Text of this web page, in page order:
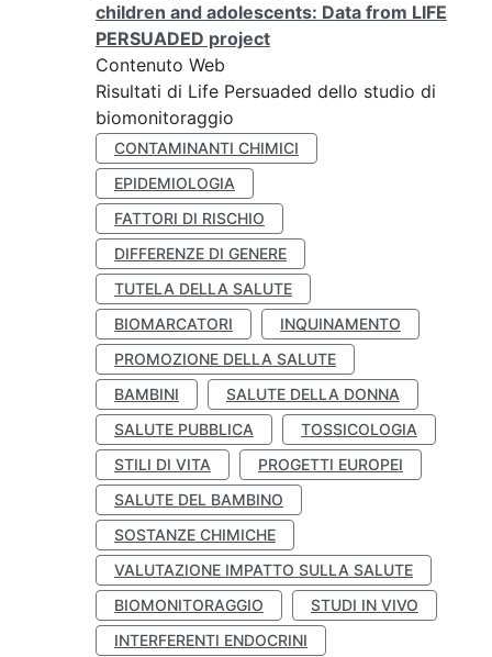
children and adolescents: Data from LIFE
PERSUADED project
Contenuto Web
Risultati di Life Persuaded dello studio di
biomonitoraggio
CONTAMINANTI CHIMICI
EPIDEMIOLOGIA
FATTORI DI RISCHIO
DIFFERENZE DI GENERE
TUTELA DELLA SALUTE
BIOMARCATORI
INQUINAMENTO
PROMOZIONE DELLA SALUTE
BAMBINI
SALUTE DELLA DONNA
SALUTE PUBBLICA
TOSSICOLOGIA
STILI DI VITA
PROGETTI EUROPEI
SALUTE DEL BAMBINO
SOSTANZE CHIMICHE
VALUTAZIONE IMPATTO SULLA SALUTE
BIOMONITORAGGIO
STUDI IN VIVO
INTERFERENTI ENDOCRINI